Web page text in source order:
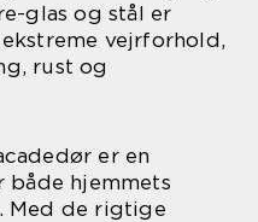
glas og stål er
vejrforhold,
rust og
er en
både hjemmets
Med de rigtige